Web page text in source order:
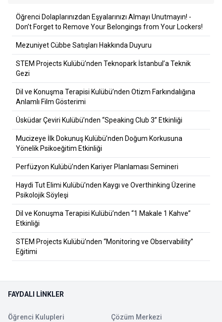
Öğrenci Dolaplarınızdan Eşyalarınızı Almayı Unutmayın! -
Don’t Forget to Remove Your Belongings from Your Lockers!
Mezuniyet Cübbe Satışları Hakkında Duyuru
STEM Projects Kulübü’nden Teknopark İstanbul’a Teknik
Gezi
Dil ve Konuşma Terapisi Kulübü’nden Otizm Farkındalığına
Anlamlı Film Gösterimi
Üsküdar Çeviri Kulübü’nden “Speaking Club 3” Etkinliği
Mucizeye İlk Dokunuş Kulübü’nden Doğum Korkusuna
Yönelik Psikoeğitim Etkinliği
Perfüzyon Kulübü’nden Kariyer Planlaması Semineri
Haydi Tut Elimi Kulübü’nden Kaygı ve Overthinking Üzerine
Psikolojik Söyleşi
Dil ve Konuşma Terapisi Kulübü’nden “1 Makale 1 Kahve”
Etkinliği
STEM Projects Kulübü’nden “Monitoring ve Observability”
Eğitimi
FAYDALI LINKLER
Öğrenci Kulupleri Çözüm Merkezi